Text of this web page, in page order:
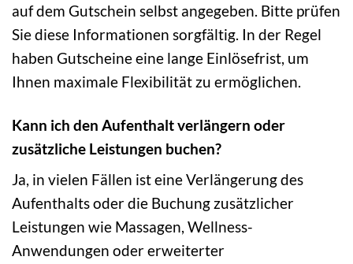
auf dem Gutschein selbst angegeben. Bitte prüfen
Sie diese Informationen sorgfältig. In der Regel
haben Gutscheine eine lange Einlösefrist, um
Ihnen maximale Flexibilität zu ermöglichen.
Kann ich den Aufenthalt verlängern oder
zusätzliche Leistungen buchen?
Ja, in vielen Fällen ist eine Verlängerung des
Aufenthalts oder die Buchung zusätzlicher
Leistungen wie Massagen, Wellness-
Anwendungen oder erweiterter